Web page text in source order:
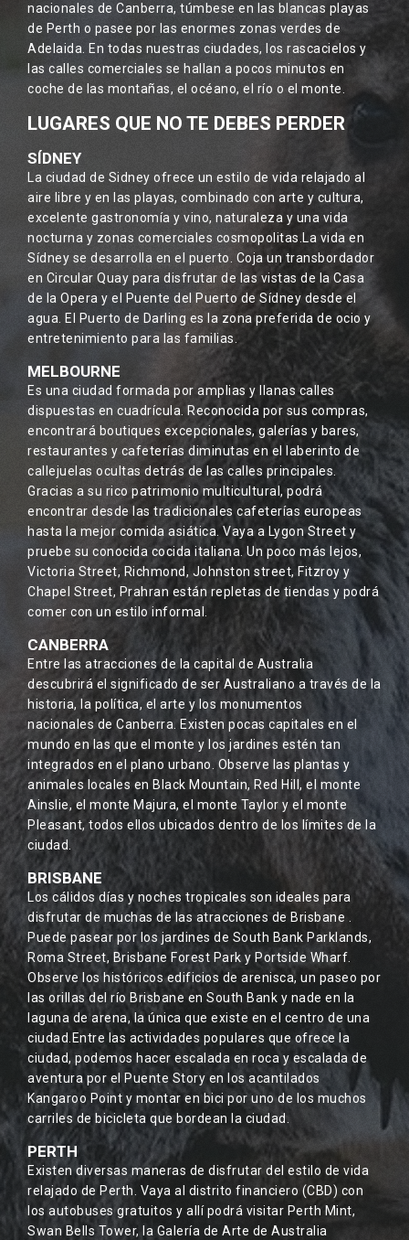
nacionales de Canberra, túmbese en las blancas playas
de Perth o pasee por las enormes zonas verdes de
Adelaida. En todas nuestras ciudades, los rascacielos y
las calles comerciales se hallan a pocos minutos en
coche de las montañas, el océano, el río o el monte.
LUGARES QUE NO TE DEBES PERDER
SÍDNEY
La ciudad de Sidney ofrece un estilo de vida relajado al
aire libre y en las playas, combinado con arte y cultura,
excelente gastronomía y vino, naturaleza y una vida
nocturna y zonas comerciales cosmopolitas.La vida en
Sídney se desarrolla en el puerto. Coja un transbordador
en Circular Quay para disfrutar de las vistas de la Casa
de la Opera y el Puente del Puerto de Sídney desde el
agua. El Puerto de Darling es la zona preferida de ocio y
entretenimiento para las familias.
MELBOURNE
Es una ciudad formada por amplias y llanas calles
dispuestas en cuadrícula. Reconocida por sus compras,
encontrará boutiques excepcionales, galerías y bares,
restaurantes y cafeterías diminutas en el laberinto de
callejuelas ocultas detrás de las calles principales.
Gracias a su rico patrimonio multicultural, podrá
encontrar desde las tradicionales cafeterías europeas
hasta la mejor comida asiática. Vaya a Lygon Street y
pruebe su conocida cocida italiana. Un poco más lejos,
Victoria Street, Richmond, Johnston street, Fitzroy y
Chapel Street, Prahran están repletas de tiendas y podrá
comer con un estilo informal.
CANBERRA
Entre las atracciones de la capital de Australia
descubrirá el significado de ser Australiano a través de la
historia, la política, el arte y los monumentos
nacionales de Canberra. Existen pocas capitales en el
mundo en las que el monte y los jardines estén tan
integrados en el plano urbano. Observe las plantas y
animales locales en Black Mountain, Red Hill, el monte
Ainslie, el monte Majura, el monte Taylor y el monte
Pleasant, todos ellos ubicados dentro de los límites de la
ciudad.
BRISBANE
Los cálidos días y noches tropicales son ideales para
disfrutar de muchas de las atracciones de Brisbane .
Puede pasear por los jardines de South Bank Parklands,
Roma Street, Brisbane Forest Park y Portside Wharf.
Observe los históricos edificios de arenisca, un paseo por
las orillas del río Brisbane en South Bank y nade en la
laguna de arena, la única que existe en el centro de una
ciudad.Entre las actividades populares que ofrece la
ciudad, podemos hacer escalada en roca y escalada de
aventura por el Puente Story en los acantilados
Kangaroo Point y montar en bici por uno de los muchos
carriles de bicicleta que bordean la ciudad.
PERTH
Existen diversas maneras de disfrutar del estilo de vida
relajado de Perth. Vaya al distrito financiero (CBD) con
los autobuses gratuitos y allí podrá visitar Perth Mint,
Swan Bells Tower, la Galería de Arte de Australia